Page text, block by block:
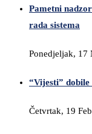
Pametni
rada sistema
Ponedjeljak, 17
“Vijesti” dobile
Četvrtak, 19